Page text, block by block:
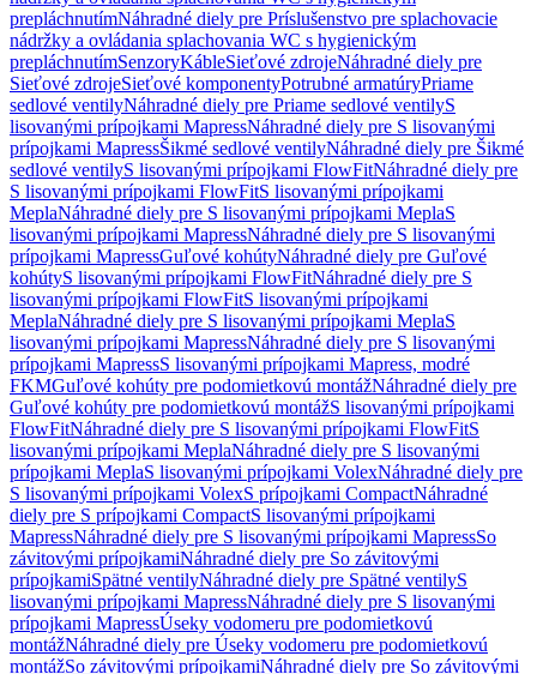
prepláchnutímNáhradné diely pre Príslušenstvo pre splachovacie
nádržky a ovládania splachovania WC s hygienickým
prepláchnutímSenzoryKábleSieťové zdrojeNáhradné diely pre
Sieťové zdrojeSieťové komponentyPotrubné armatúryPriame
sedlové ventilyNáhradné diely pre Priame sedlové ventilyS
lisovanými prípojkami MapressNáhradné diely pre S lisovanými
prípojkami MapressŠikmé sedlové ventilyNáhradné diely pre Šikmé
sedlové ventilyS lisovanými prípojkami FlowFitNáhradné diely pre
S lisovanými prípojkami FlowFitS lisovanými prípojkami
MeplaNáhradné diely pre S lisovanými prípojkami MeplaS
lisovanými prípojkami MapressNáhradné diely pre S lisovanými
prípojkami MapressGuľové kohútyNáhradné diely pre Guľové
kohútyS lisovanými prípojkami FlowFitNáhradné diely pre S
lisovanými prípojkami FlowFitS lisovanými prípojkami
MeplaNáhradné diely pre S lisovanými prípojkami MeplaS
lisovanými prípojkami MapressNáhradné diely pre S lisovanými
prípojkami MapressS lisovanými prípojkami Mapress, modré
FKMGuľové kohúty pre podomietkovú montážNáhradné diely pre
Guľové kohúty pre podomietkovú montážS lisovanými prípojkami
FlowFitNáhradné diely pre S lisovanými prípojkami FlowFitS
lisovanými prípojkami MeplaNáhradné diely pre S lisovanými
prípojkami MeplaS lisovanými prípojkami VolexNáhradné diely pre
S lisovanými prípojkami VolexS prípojkami CompactNáhradné
diely pre S prípojkami CompactS lisovanými prípojkami
MapressNáhradné diely pre S lisovanými prípojkami MapressSo
závitovými prípojkamiNáhradné diely pre So závitovými
prípojkamiSpätné ventilyNáhradné diely pre Spätné ventilyS
lisovanými prípojkami MapressNáhradné diely pre S lisovanými
prípojkami MapressÚseky vodomeru pre podomietkovú
montážNáhradné diely pre Úseky vodomeru pre podomietkovú
montážSo závitovými prípojkamiNáhradné diely pre So závitovými